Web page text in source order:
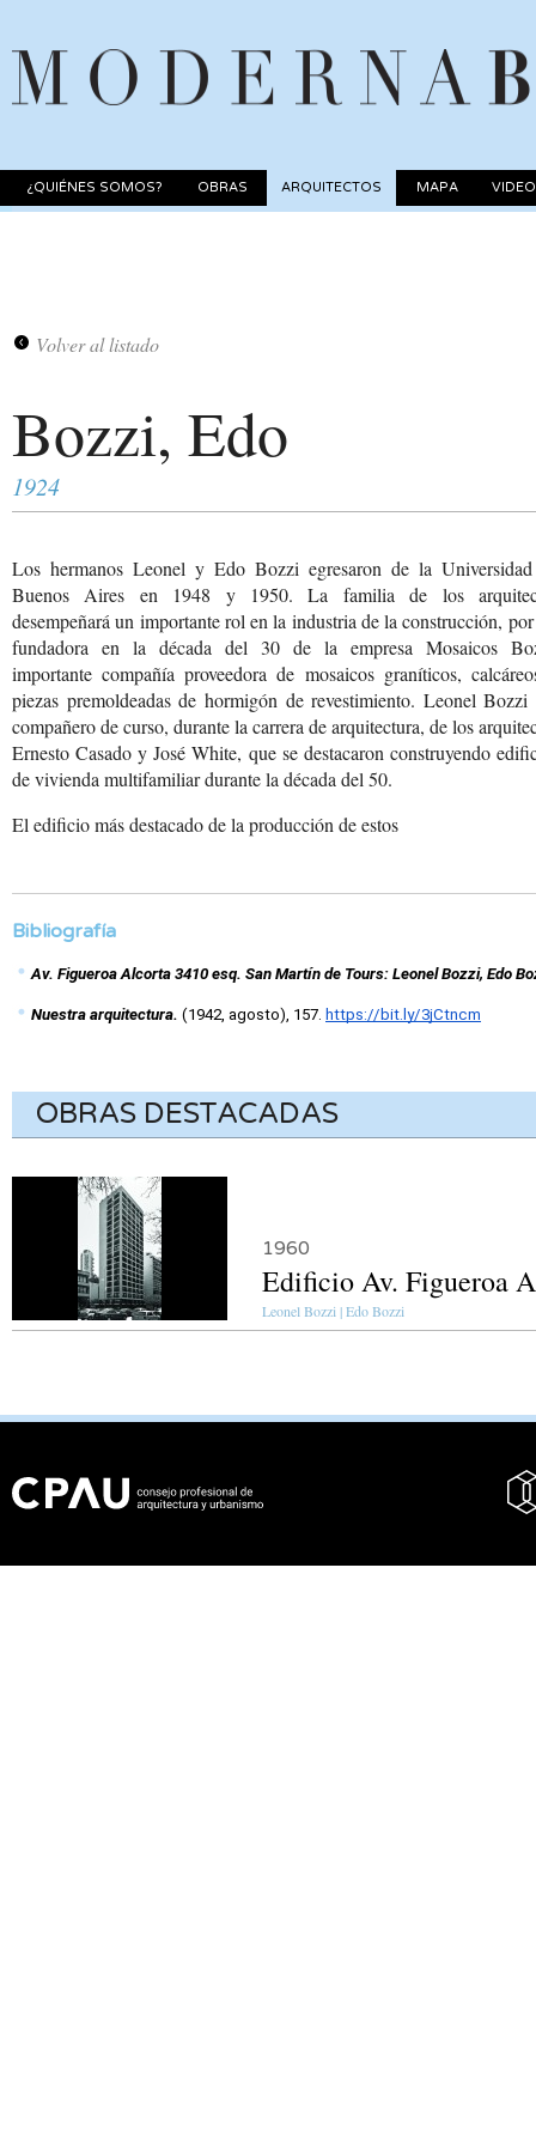
¿QUIÉNES SOMOS? OBRAS ARQUITECTOS MAPA
Volver al listado
Bozzi, Edo
1924
Los hermanos Leonel y Edo Bozzi egresaron de la
Buenos Aires en 1948 y 1950. La familia de los
desempeñará un importante rol en la industria de la construcción,
fundadora en la década del 30 de la empresa Mosaicos
importante compañía proveedora de mosaicos graníticos,
piezas premoldeadas de hormigón de revestimiento. Leonel Bozzi
compañero de curso, durante la carrera de arquitectura, de los
Ernesto Casado y José White, que se destacaron construyendo
de vivienda multifamiliar durante la década del 50.
El edificio más destacadode la producción de estos
Bibliografía
Av. Figueroa Alcorta 3410 esq. San Martín de Tours: Leonel Bozzi, Edo
Nuestra arquitectura. (1942, agosto), 157. https://bit.ly/3jCtncm
OBRAS DESTACADAS
1960
Edificio Av. Figueroa
Leonel Bozzi | Edo Bozzi